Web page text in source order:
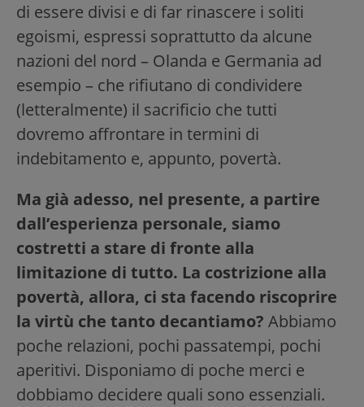
di essere divisi e di far rinascere i soliti
egoismi, espressi soprattutto da alcune
nazioni del nord – Olanda e Germania ad
esempio – che rifiutano di condividere
(letteralmente) il sacrificio che tutti
dovremo affrontare in termini di
indebitamento e, appunto, povertà.
Ma già adesso, nel presente, a partire
dall’esperienza personale, siamo
costretti a stare di fronte alla
limitazione di tutto. La costrizione alla
povertà, allora, ci sta facendo riscoprire
la virtù che tanto decantiamo? Abbiamo
poche relazioni, pochi passatempi, pochi
aperitivi. Disponiamo di poche merci e
dobbiamo decidere quali sono essenziali.